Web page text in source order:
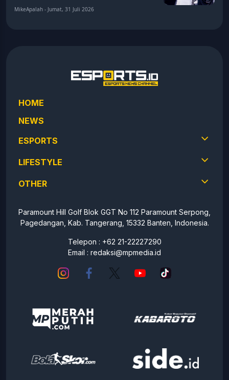
MikeApalah - Jumat, 31 Juli 2026
HOME
NEWS
ESPORTS
LIFESTYLE
OTHER
Paramount Hill Golf Blok GGT No 112 Paramount Serpong,
Pagedangan, Kab. Tangerang, 15332 Banten, Indonesia.
Telepon : +62 21-22227290
Email : redaksi@mpmedia.id